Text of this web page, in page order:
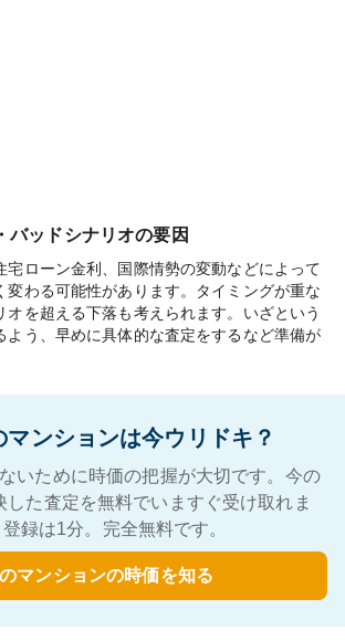
バッドシナリオの要因
宅ローン金利、国際情勢の変動などによって
変わる可能性があります。タイミングが重な
オを超える下落も考えられます。いざという
よう、早めに具体的な査定をするなど準備が
マンションは今ウリドキ？
いために時価の把握が大切です。今の
した査定を無料でいますぐ受け取れま
録は1分。完全無料です。
マンションの時価を知る